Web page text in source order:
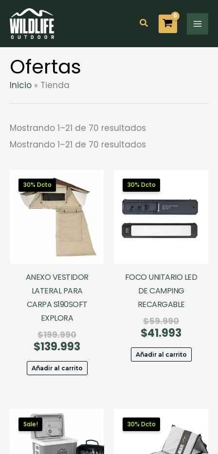
contenido
Buscar
Ofertas
Inicio Tienda
Mostrando 1–21 de 70 resultados
Mostrando 1–21 de 70 resultados
30% Dcto
ANEXO VESTIDOR
LATERAL PARA
CARPA S190SOFT
EXPLORA
$199.990El
precio
era:
$199.990.
$139.993
actual
es:
Añadir al carrito
30% Dcto
FOCO UNITARIO LED
DE CAMPING
RECARGABLE
$59.990El
precio
era:
$59.990.
$41.993
actual
es:
Añadir al carrito
Sale! 30% Dcto